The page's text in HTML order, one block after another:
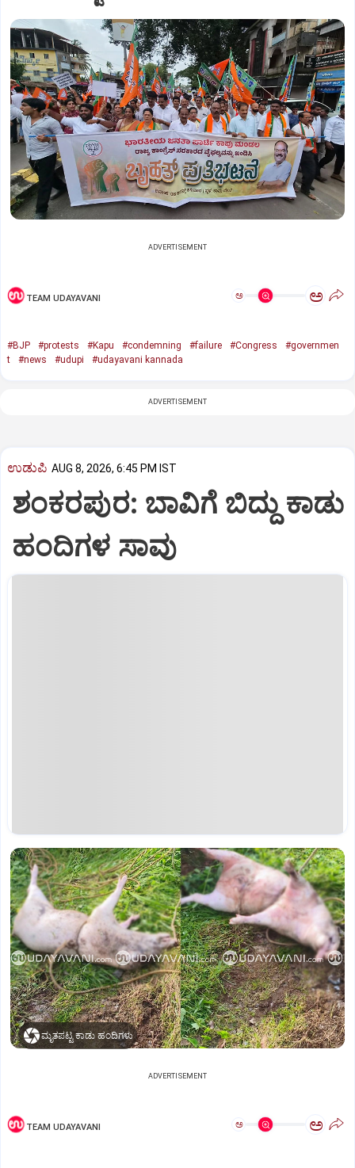
ADVERTISEMENT
TEAM UDAYAVANI ಅ ಅ
#BJP #protests #Kapu #condemning #failure #Congress
#governmen
t
#news #udupi #udayavani kannada
ADVERTISEMENT
ಉಡುಪಿ AUG 8, 2026, 6:45 PM IST
ಶಂಕರಪುರ: ಬಾವಿಗೆ ಬಿದ್ದು ಕಾಡು
ಹಂದಿಗಳ ಸಾವು
ಮೃತಪಟ್ಟ ಕಾಡು ಹಂದಿಗಳು
ADVERTISEMENT
TEAM UDAYAVANI ಅ ಅ